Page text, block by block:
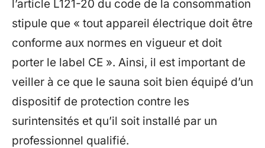
l’article L121-20 du code de la consommation
stipule que « tout appareil électrique doit être
conforme aux normes en vigueur et doit
porter le label CE ». Ainsi, il est important de
veiller à ce que le sauna soit bien équipé d’un
dispositif de protection contre les
surintensités et qu’il soit installé par un
professionnel qualifié.